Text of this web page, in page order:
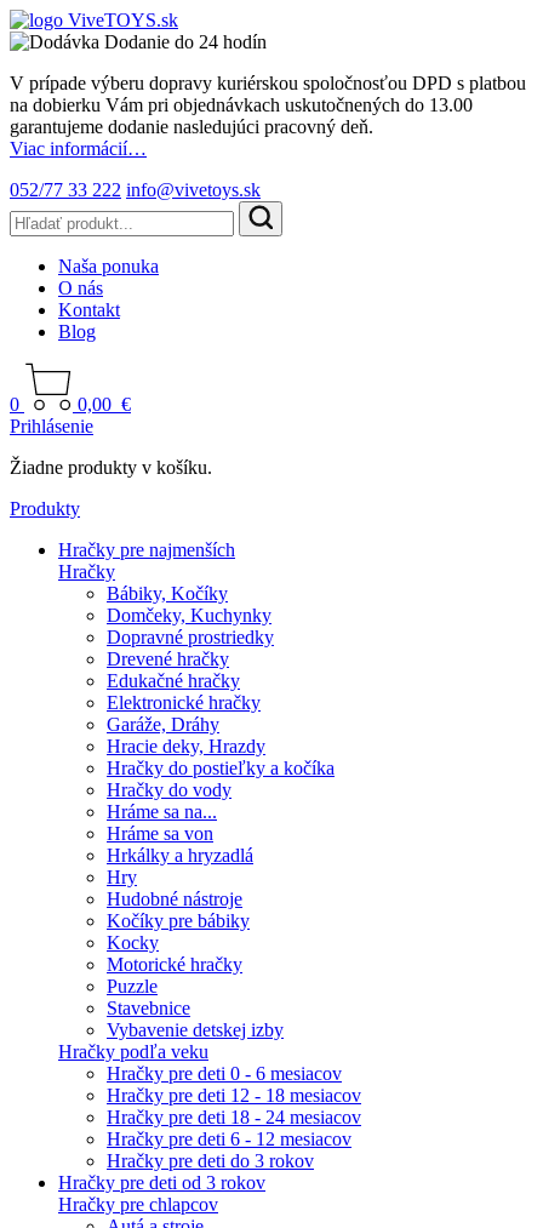
Dodanie do 24 hodín
V prípade výberu dopravy kuriérskou spoločnosťou DPD s platbou
na dobierku Vám pri objednávkach uskutočnených do 13.00
garantujeme dodanie nasledujúci pracovný deň.
Viac informácií…
052/77 33 222 info@vivetoys.sk
Naša ponuka
O nás
Kontakt
Blog
0 0,00 €
Prihlásenie
Žiadne produkty v košíku.
Produkty
Hračky pre najmenších
Hračky
Bábiky, Kočíky
Domčeky, Kuchynky
Dopravné prostriedky
Drevené hračky
Edukačné hračky
Elektronické hračky
Garáže, Dráhy
Hracie deky, Hrazdy
Hračky do postieľky a kočíka
Hračky do vody
Hráme sa na...
Hráme sa von
Hrkálky a hryzadlá
Hry
Hudobné nástroje
Kočíky pre bábiky
Kocky
Motorické hračky
Puzzle
Stavebnice
Vybavenie detskej izby
Hračky podľa veku
Hračky pre deti 0 - 6 mesiacov
Hračky pre deti 12 - 18 mesiacov
Hračky pre deti 18 - 24 mesiacov
Hračky pre deti 6 - 12 mesiacov
Hračky pre deti do 3 rokov
Hračky pre deti od 3 rokov
Hračky pre chlapcov